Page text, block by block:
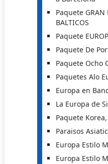
Paquete GRAN
BALTICOS
Paquete
Paquete De
Paquete Ocho
Paquetes Alo
Europa en
La Europa de
Paquete
Paraisos
Europa Estilo
Europa Estilo